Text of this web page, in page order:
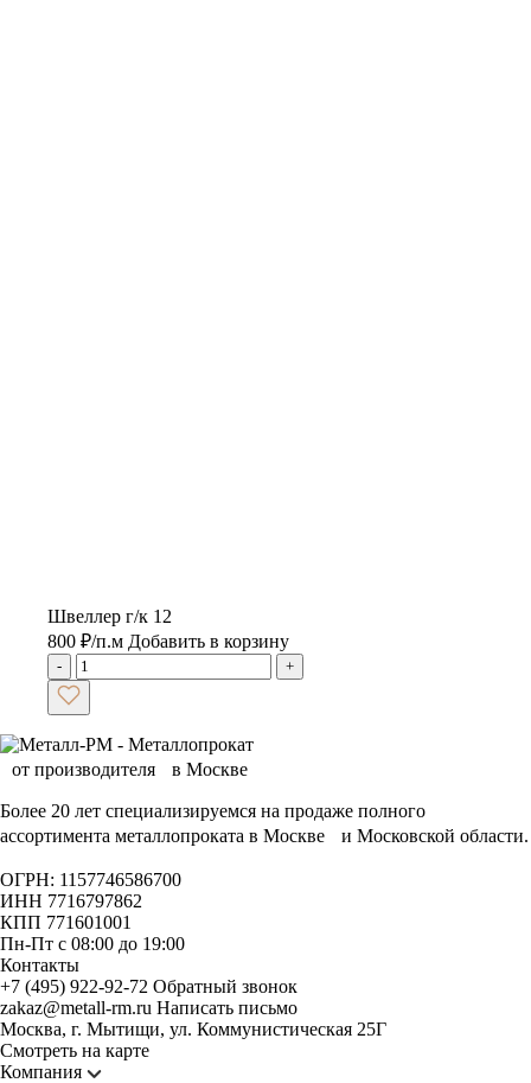
Швеллер г/к 12
800 ₽/п.м Добавить в корзину
- +
Более 20 лет специализируемся на продаже полного
ассортимента металлопроката в Москве и Московской области.
ОГРН: 1157746586700
ИНН 7716797862
КПП 771601001
Пн-Пт с 08:00 до 19:00
Контакты
+7 (495) 922-92-72 Обратный звонок
zakaz@metall-rm.ru Написать письмо
Москва, г. Мытищи, ул. Коммунистическая 25Г
Смотреть на карте
Компания